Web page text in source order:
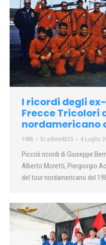
I ricordi degli
Frecce Tricolori
nordamericano
1986 Di admin8235 4 Luglio
Piccoli ricordi di Giuseppe
Alberto Moretti, Piergiorgio
del tour nordamericano del